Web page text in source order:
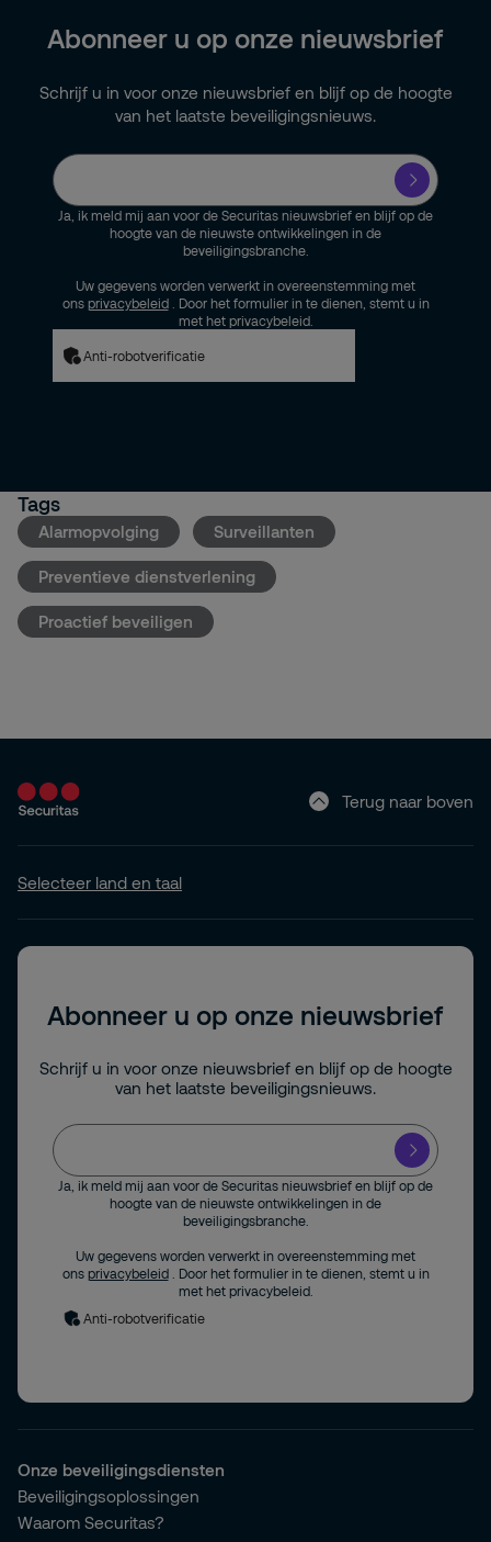
Abonneer u op onze nieuwsbrief
Schrijf u in voor onze nieuwsbrief en blijf op de hoogte
van het laatste beveiligingsnieuws.
Ja, ik meld mij aan voor de Securitas nieuwsbrief en blijf op de
hoogte van de nieuwste ontwikkelingen in de
beveiligingsbranche.
Uw gegevens worden verwerkt in overeenstemming met
ons privacybeleid
. Door het formulier in te dienen, stemt u in
met het privacybeleid.
Anti-robotverificatie
Tags
Alarmopvolging Surveillanten
Preventieve dienstverlening
Proactief beveiligen
Terug naar boven
Selecteer land en taal
Abonneer u op onze nieuwsbrief
Schrijf u in voor onze nieuwsbrief en blijf op de hoogte
van het laatste beveiligingsnieuws.
Ja, ik meld mij aan voor de Securitas nieuwsbrief en blijf op de
hoogte van de nieuwste ontwikkelingen in de
beveiligingsbranche.
Uw gegevens worden verwerkt in overeenstemming met
ons privacybeleid
. Door het formulier in te dienen, stemt u in
met het privacybeleid.
Anti-robotverificatie
Onze beveiligingsdiensten
Beveiligingsoplossingen
Waarom Securitas?